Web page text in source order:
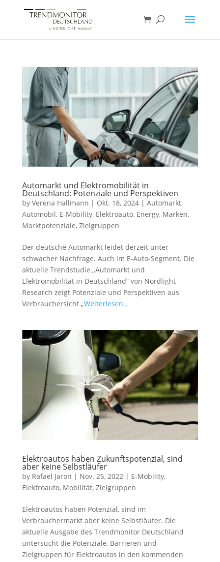
Automarkt und Elektromobilität in
Deutschland: Potenziale und Perspektiven
by Verena Hallmann | Okt. 18, 2024| Automarkt,
Automobil, E-Mobility, Elektroauto, Energy, Marken,
Marktpotenziale, Zielgruppen
Der deutsche Automarkt leidet derzeit unter
schwacher Nachfrage. Auch im E-Auto-Segment. Die
aktuelle Trendstudie „Automarkt und
Elektromobilität in Deutschland“ von Nordlight
Research zeigt Potenziale und Perspektiven aus
Verbrauchersicht „Weiterlesen…
Elektroautos haben Zukunftspotenzial, sind
aber keine Selbstläufer
by Rafael Jaron | Nov. 25, 2022| E-Mobility,
Elektroauto, Mobilität, Zielgruppen
Elektroautos haben Potenzial, sind im
Verbrauchermarkt aber keine Selbstläufer. Die
aktuelle Ausgabe des Trendmonitor Deutschland
untersucht die Potenziale, Barrieren und
Zielgruppen für Elektroautos in den kommenden